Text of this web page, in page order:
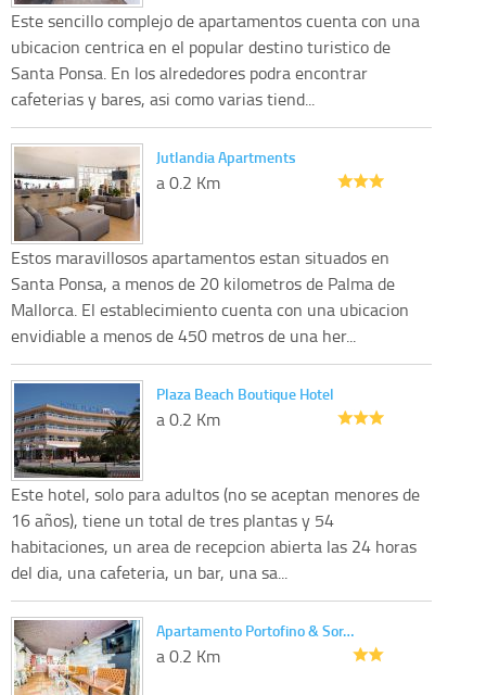
Este sencillo complejo de apartamentos cuenta con una
ubicacion centrica en el popular destino turistico de
Santa Ponsa. En los alrededores podra encontrar
cafeterias y bares, asi como varias tiend...
Jutlandia Apartments
a 0.2 Km
Estos maravillosos apartamentos estan situados en
Santa Ponsa, a menos de 20 kilometros de Palma de
Mallorca. El establecimiento cuenta con una ubicacion
envidiable a menos de 450 metros de una her...
Plaza Beach Boutique Hotel
a 0.2 Km
Este hotel, solo para adultos (no se aceptan menores de
16 años), tiene un total de tres plantas y 54
habitaciones, un area de recepcion abierta las 24 horas
del dia, una cafeteria, un bar, una sa...
Apartamento Portofino & Sor…
a 0.2 Km